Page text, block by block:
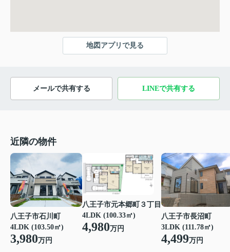
地図アプリで見る
メールで共有する LINEで共有する
近隣の物件
八王子市石川町
4LDK (103.50㎡)
3,980万円
八王子市元本郷町３丁目
4LDK (100.33㎡)
4,980万円
八王子市長沼町
3LDK (111.78㎡)
4,499万円